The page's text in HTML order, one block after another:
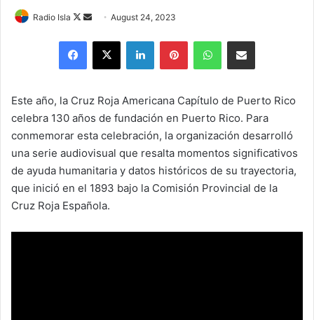
Radio Isla
Follow
Send
email
August 24, 2023
Facebook
X LinkedInPinterestWhatsAppShare via Email
Este año, la Cruz Roja Americana Capítulo de Puerto Rico
celebra 130 años de fundación en Puerto Rico. Para
conmemorar esta celebración, la organización desarrolló
una serie audiovisual que resalta momentos significativos
de ayuda humanitaria y datos históricos de su trayectoria,
que inició en el 1893 bajo la Comisión Provincial de la
Cruz Roja Española.